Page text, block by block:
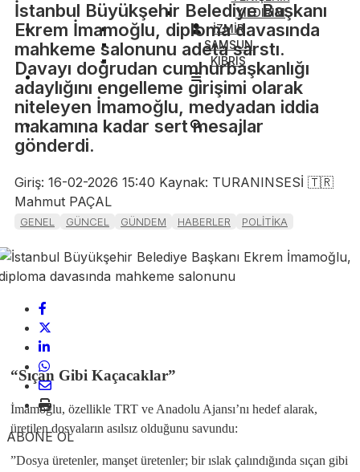
YILDIRIM
İZMİR
SAMSUN
KIBRIS
İstanbul Büyükşehir Belediye Başkanı
Ekrem İmamoğlu, diploma davasında
mahkeme salonunu adeta sarstı.
Davayı doğrudan cumhurbaşkanlığı
adaylığını engelleme girişimi olarak
niteleyen İmamoğlu, medyadan iddia
makamına kadar sert mesajlar
gönderdi.
Giriş: 16-02-2026 15:40 Kaynak: TURANINSESİ 🇹🇷
Mahmut PAÇAL
GENEL GÜNCEL GÜNDEM HABERLER POLİTİKA
ABONE OL
“Sıçan Gibi Kaçacaklar”
​İmamoğlu, özellikle TRT ve Anadolu Ajansı’nı hedef alarak,
üretilen dosyaların asılsız olduğunu savundu:
​”Dosya üretenler, manşet üretenler; bir ıslak çalındığında sıçan gibi